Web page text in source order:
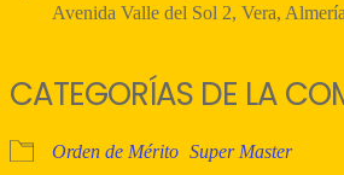
Avenida Valle del Sol 2, Vera,
CATEGORÍAS DE LA
Orden de Mérito Super Master